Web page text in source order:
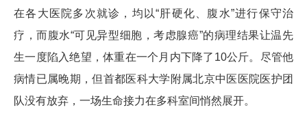
在各大医院多次就诊，均以“肝硬化、腹水”进行保守治
疗，而腹水“可见异型细胞，考虑腺癌”的病理结果让温先
生一度陷入绝望，体重在一个月内下降了10公斤。尽管他
病情已属晚期，但首都医科大学附属北京中医医院医护团
队没有放弃，一场生命接力在多科室间悄然展开。